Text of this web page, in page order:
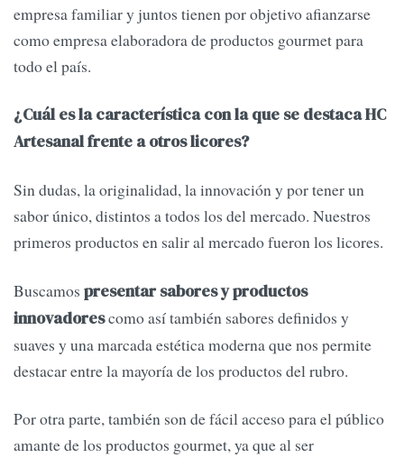
empresa familiar y juntos tienen por objetivo afianzarse
como empresa elaboradora de productos gourmet para
todo el país.
¿Cuál es la característica con la que se destaca HC
Artesanal frente a otros licores?
Sin dudas, la originalidad, la innovación y por tener un
sabor único, distintos a todos los del mercado. Nuestros
primeros productos en salir al mercado fueron los licores.
Buscamos presentar sabores y productos
innovadorescomo así también sabores definidos y
suaves y una marcada estética moderna que nos permite
destacar entre la mayoría de los productos del rubro.
Por otra parte, también son de fácil acceso para el público
amante de los productos gourmet, ya que al ser